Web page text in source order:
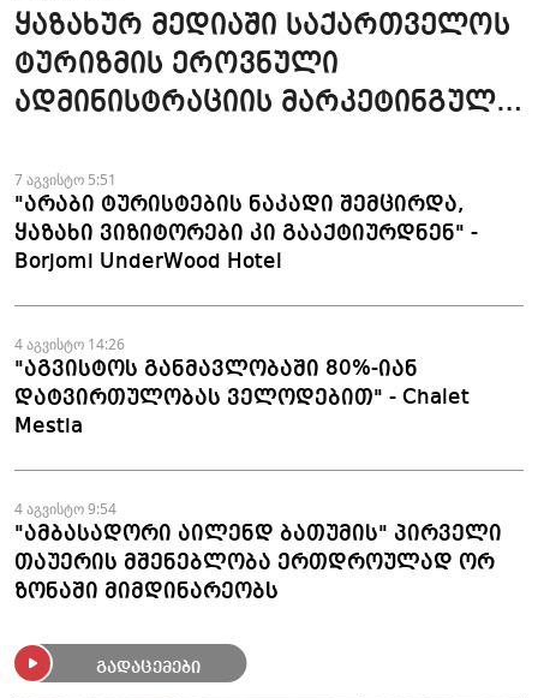
ყაზახურ მედიაში საქართველოს
ტურიზმის ეროვნული
ადმინისტრაციის მარკეტინგული
მომზადდა
7 აგვისტო 5:51
"არაბი ტურისტების ნაკადი შემცირდა,
ყაზახი ვიზიტორები კი გააქტიურდნენ" -
Borjomi UnderWood Hotel
4 აგვისტო 14:26
"აგვისტოს განმავლობაში 80%-იან
დატვირთულობას ველოდებით" - Chalet
Mestia
4 აგვისტო 9:54
"ამბასადორი აილენდ ბათუმის" პირველი
თაუერის მშენებლობა ერთდროულად ორ
ზონაში მიმდინარეობს
გადაცემები